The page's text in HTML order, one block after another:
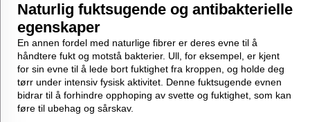
Naturlig fuktsugende og antibakterielle
egenskaper
En annen fordel med naturlige fibrer er deres evne til å
håndtere fukt og motstå bakterier. Ull, for eksempel, er kjent
for sin evne til å lede bort fuktighet fra kroppen, og holde deg
tørr under intensiv fysisk aktivitet. Denne fuktsugende evnen
bidrar til å forhindre opphoping av svette og fuktighet, som kan
føre til ubehag og sårskav.